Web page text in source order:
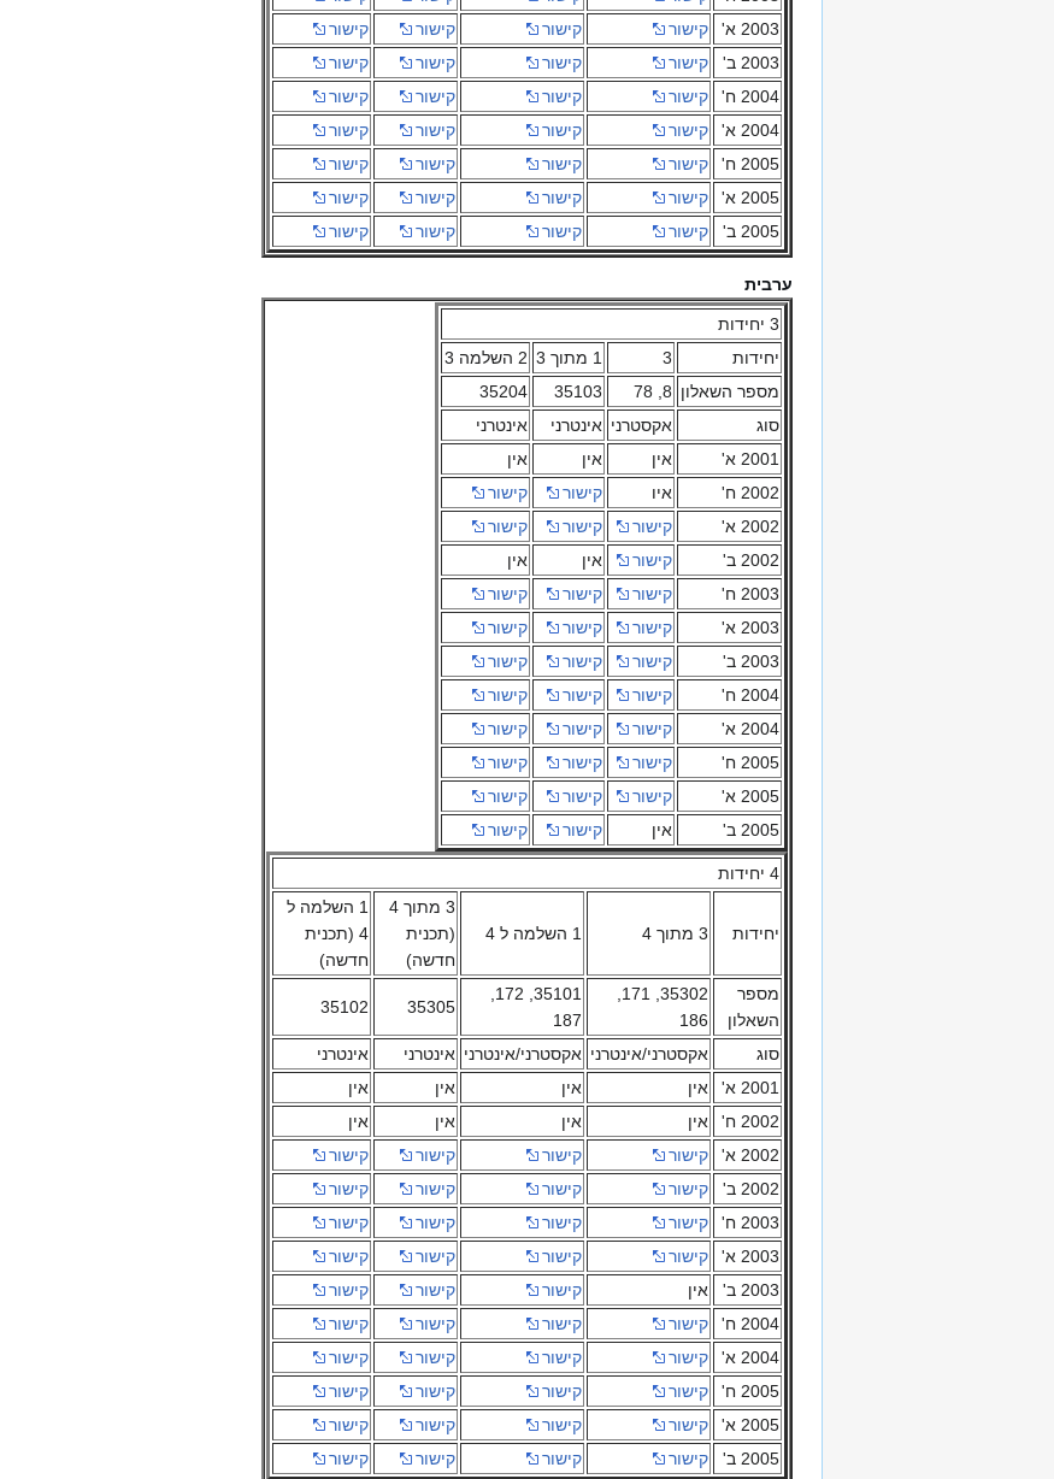
2003 א'
קישור קישור קישור
קישור
2003 ב'
קישור קישור קישור
קישור
2004 ח'
קישור קישור קישור
קישור
2004 א'
קישור קישור קישור
קישור
2005 ח'
קישור קישור קישור
קישור
2005 א'
קישור קישור קישור
קישור
2005 ב'
קישור קישור קישור קישור
ערבית
3 יחידות
יחידות
3 1 מתוך 3
2 השלמה 3
מספר השאלון 8, 78
35103
35204
סוג
אקסטרני אינטרני
אינטרני
2001 א'
אין אין
אין
2002 ח'
איו קישור
קישור
2002 א'
קישור קישור
קישור
2002 ב'
קישור אין
אין
2003 ח'
קישור קישור
קישור
2003 א'
קישור קישור
קישור
2003 ב'
קישור קישור
קישור
2004 ח'
קישור קישור
קישור
2004 א'
קישור קישור
קישור
2005 ח'
קישור קישור
קישור
2005 א'
קישור קישור
קישור
2005 ב'
אין קישור קישור
4 יחידות
יחידות 3 מתוך 4 1 השלמה ל 4
3 מתוך 4
(תכנית
חדשה)
1 השלמה ל
4 (תכנית
חדשה)
מספר
השאלון
186
187
35305
35102
סוג אקסטרני/אינטרני אקסטרני/אינטרני אינטרני
אינטרני
2001 א'
אין אין אין
אין
2002 ח'
אין אין אין
אין
2002 א'
קישור קישור קישור
קישור
2002 ב'
קישור קישור קישור
קישור
2003 ח'
קישור קישור קישור
קישור
2003 א'
קישור קישור קישור
קישור
2003 ב'
אין קישור קישור
קישור
2004 ח'
קישור קישור קישור
קישור
2004 א'
קישור קישור קישור
קישור
2005 ח'
קישור קישור קישור
קישור
2005 א'
קישור קישור קישור
קישור
2005 ב'
קישור קישור קישור קישור